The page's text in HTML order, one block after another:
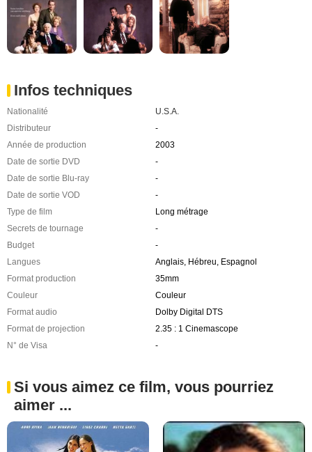
Infos techniques
Nationalité
U.S.A.
Distributeur
-
Année de production
2003
Date de sortie DVD
-
Date de sortie Blu-ray
-
Date de sortie VOD
-
Type de film
Long métrage
Secrets de tournage
-
Budget
-
Langues
Anglais, Hébreu, Espagnol
Format production
35mm
Couleur
Couleur
Format audio
Dolby Digital DTS
Format de projection
2.35 : 1 Cinemascope
N° de Visa
-
Si vous aimez ce film, vous pourriez
aimer ...